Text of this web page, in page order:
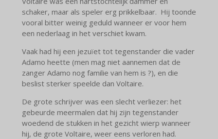
schaker, maar als speler erg prikkelbaar. Hij toonde
vooral bitter weinig geduld wanneer er voor hem
een nederlaag in het verschiet kwam.
Vaak had hij een jezuïet tot tegenstander die vader
Adamo heette (men mag niet aannemen dat de
zanger Adamo nog familie van hem is ?), en die
beslist sterker speelde dan Voltaire.
De grote schrijver was een slecht verliezer: het
gebeurde meermalen dat hij zijn tegenstander
woedend de stukken in het gezicht wierp wanneer
hij, de grote Voltaire, weer eens verloren had.